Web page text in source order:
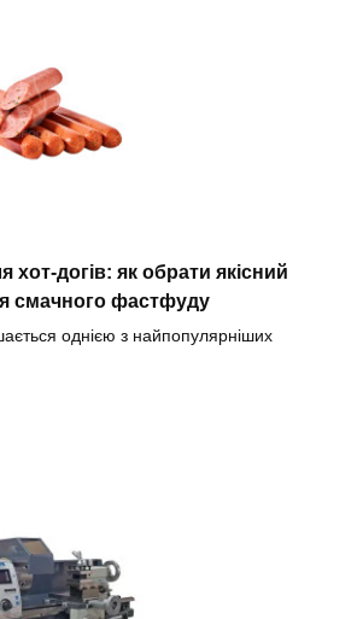
хот-догів: як обрати якісний
смачного фастфуду
однією з найпопулярніших